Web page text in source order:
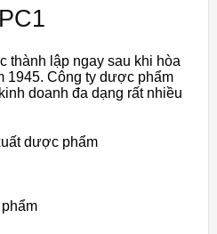
thành lập ngay sau khi hòa
1945. Công ty dược phẩm
doanh đa dạng rất nhiều
dược phẩm